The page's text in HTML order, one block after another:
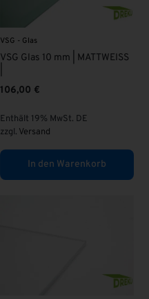
VSG - Glas
VSG Glas 10 mm | MATTWEISS
106,00 €
Enthält 19% MwSt. DE
zzgl. Versand
In den Warenkorb